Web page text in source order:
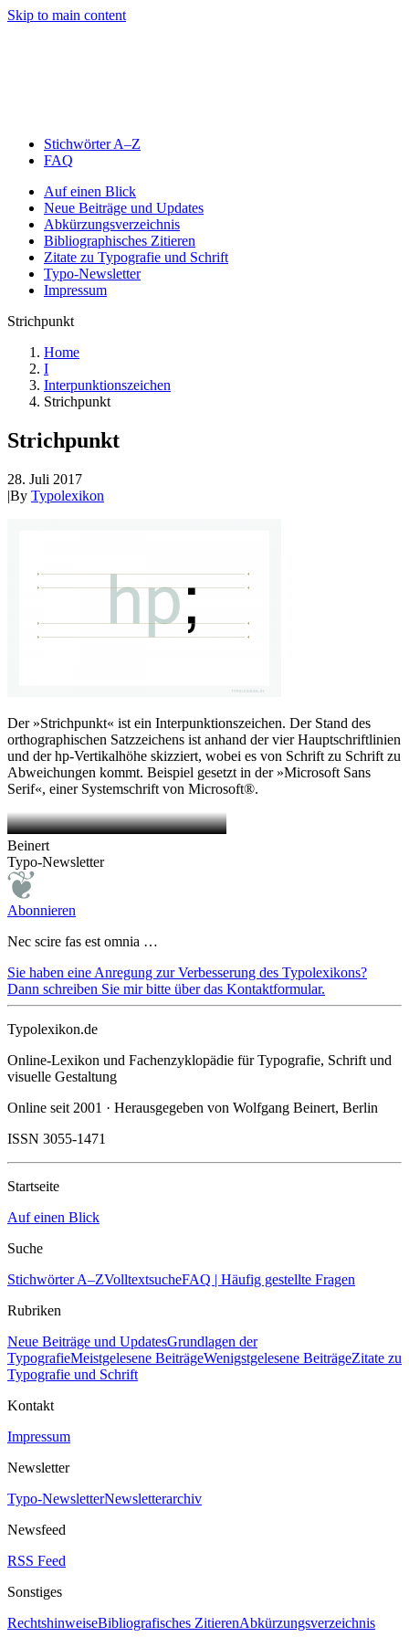
Skip to main content
Stichwörter A–Z
FAQ
Auf einen Blick
Neue Beiträge und Updates
Abkürzungsverzeichnis
Bibliographisches Zitieren
Zitate zu Typografie und Schrift
Typo-Newsletter
Impressum
Strichpunkt
Home
I
Interpunktionszeichen
Strichpunkt
Strichpunkt
28. Juli 2017
|By Typolexikon
Der »Strichpunkt« ist ein Interpunktionszeichen. Der Stand des
orthographischen Satzzeichens ist anhand der vier Hauptschriftlinien
und der hp-Vertikalhöhe skizziert, wobei es von Schrift zu Schrift zu
Abweichungen kommt. Beispiel gesetzt in der »Microsoft Sans
Serif«, einer Systemschrift von Microsoft®.
Beinert
Typo-Newsletter
Abonnieren
Nec scire fas est omnia …
Sie haben eine Anregung zur Verbesserung des Typolexikons?
Dann schreiben Sie mir bitte über das Kontaktformular.
Typolexikon.de
Online-Lexikon und Fachenzyklopädie für Typografie, Schrift und
visuelle Gestaltung
Online seit 2001 · Herausgegeben von Wolfgang Beinert, Berlin
ISSN 3055-1471
Startseite
Auf einen Blick
Suche
Stichwörter A–ZVolltextsucheFAQ | Häufig gestellte Fragen
Rubriken
Neue Beiträge und UpdatesGrundlagen der
TypografieMeistgelesene BeiträgeWenigstgelesene BeiträgeZitate zu
Typografie und Schrift
Kontakt
Impressum
Newsletter
Typo-NewsletterNewsletterarchiv
Newsfeed
RSS Feed
Sonstiges
RechtshinweiseBibliografisches ZitierenAbkürzungsverzeichnis